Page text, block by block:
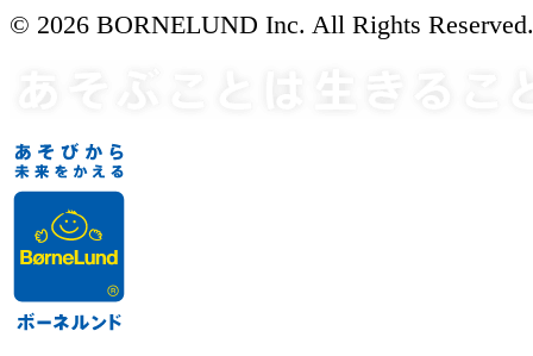
© 2026 BORNELUND Inc. All Rights Reserved.